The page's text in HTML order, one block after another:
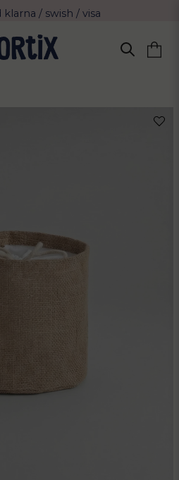
/ swish / visa
kr eller vid avhämtning
med Postnord